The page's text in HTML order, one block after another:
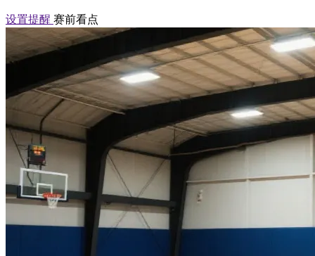
设置提醒 赛前看点